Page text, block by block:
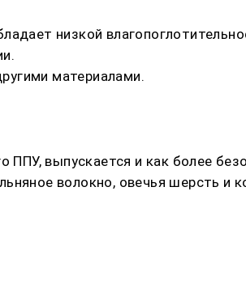
низкой
материалами.
ППУ, выпускается и как более
волокно, овечья шерсть и